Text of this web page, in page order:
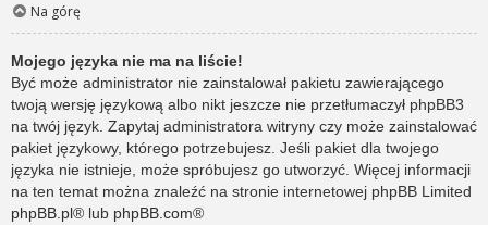
Na górę
Mojego języka nie ma na liście!
Być może administrator nie zainstalował pakietu zawierającego
twoją wersję językową albo nikt jeszcze nie przetłumaczył phpBB3
na twój język. Zapytaj administratora witryny czy może zainstalować
pakiet językowy, którego potrzebujesz. Jeśli pakiet dla twojego
języka nie istnieje, może spróbujesz go utworzyć. Więcej informacji
na ten temat można znaleźć na stronie internetowej phpBB Limited
phpBB.pl® lub phpBB.com®